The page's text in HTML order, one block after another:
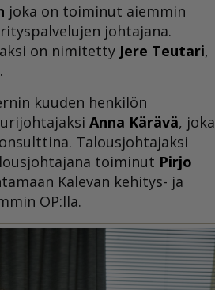
joka on toiminut aiemmin
johtajana.
on nimitetty Jere Teutari,
kuuden henkilön
Anna Kärävä, joka
Talousjohtajaksi
toiminut Pirjo
Kalevan kehitys- ja
OP:lla.